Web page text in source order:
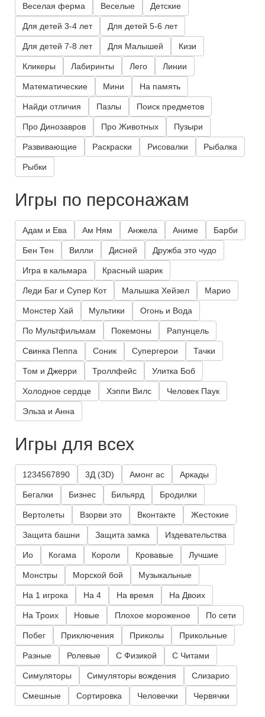
Веселая ферма Веселые Детские
Для детей 3-4 лет Для детей 5-6 лет
Для детей 7-8 лет Для Малышей Кизи
Кликеры Лабиринты Лего Линии
Математические Мини На память
Найди отличия Пазлы Поиск предметов
Про Динозавров Про Животных Пузыри
Развивающие Раскраски Рисовалки Рыбалка
Рыбки
Игры по персонажам
Адам и Ева Ам Ням Анжела Аниме Барби
Бен Тен Вилли Дисней Дружба это чудо
Игра в кальмара Красный шарик
Леди Баг и Супер Кот Малышка Хейзел Марио
Монстер Хай Мультики Огонь и Вода
По Мультфильмам Покемоны Рапунцель
Свинка Пеппа Соник Супергерои Тачки
Том и Джерри Троллфейс Улитка Боб
Холодное сердце Хэппи Вилс Человек Паук
Эльза и Анна
Игры для всех
1234567890 3Д (3D) Амонг ас Аркады
Бегалки Бизнес Бильярд Бродилки
Вертолеты Взорви это Вконтакте Жестокие
Защита башни Защита замка Издевательства
Ио Когама Короли Кровавые Лучшие
Монстры Морской бой Музыкальные
На 1 игрока На 4 На время На Двоих
На Троих Новые Плохое мороженое По сети
Побег Приключения Приколы Прикольные
Разные Ролевые С Физикой С Читами
Симуляторы Симуляторы вождения Слизарио
Смешные Сортировка Человечки Червячки